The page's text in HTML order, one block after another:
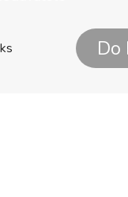
ks Do